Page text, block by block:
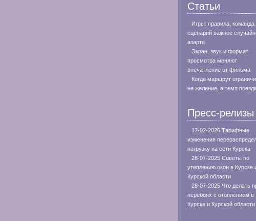
Статьи
Игры: правила, команда
сценарий важнее
азарта
Экран, звук и формат
просмотра меняют
впечатление от фильма
Когда маршрут
не желание, а темп
Пресс-релизы
17-02-2026 Тарифные
изменения
нагрузку на сети Курска
28-07-2025 Советы по
утеплению окон в Курске
Курской области
28-07-2025 Что делать
перебоях с отоплением в
Курске и Курской области